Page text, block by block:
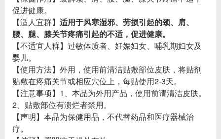
促进健康。
【适人宜群】 适用于风寒湿邪、劳损引起的颈、肩、
腰、腿、膝关节疼痛引起的不适，促进健康。
【不适宜人群】过敏体质者、妊娠妇女、哺乳期妇女及
婴儿。
【使用方法】外用，使用前清洁贴敷部位皮肤，将贴剂
贴敷在疼痛关节或相应穴位上，每贴使用2-3天。
【注意事项】1、本品为外用产品，使用前请清洁皮肤。
2、贴敷部位有溃烂者禁用。
【声明】本品为保健用品，不代替药品和医疗器械治
疗。